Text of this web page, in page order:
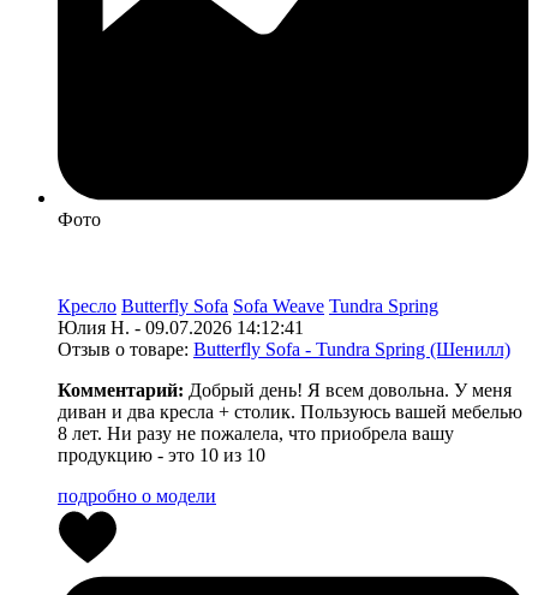
Фото
Кресло Butterfly Sofa Sofa Weave Tundra Spring
Юлия Н. - 09.07.2026 14:12:41
Отзыв о товаре: Butterfly Sofa - Tundra Spring (Шенилл)
Комментарий: Добрый день! Я всем довольна. У меня
диван и два кресла + столик. Пользуюсь вашей мебелью
8 лет. Ни разу не пожалела, что приобрела вашу
продукцию - это 10 из 10
подробно о модели